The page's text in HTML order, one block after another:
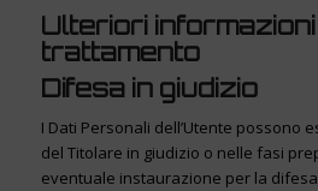
Ulteriori
trattamento
Difesa in giudizio
I Dati Personali dell’Utente possono
del Titolare in giudizio o nelle fasi
eventuale instaurazione per la